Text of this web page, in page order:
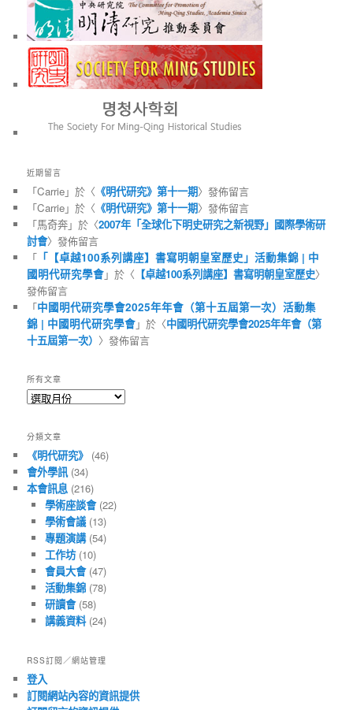
近期留言
「Carrie」於〈 《明代研究》第十一期〉發佈留言
「Carrie」於〈 《明代研究》第十一期〉發佈留言
「馬奇奔」於〈2007年「全球化下明史研究之新視野」國際學術研
討會〉發佈留言
「 「【卓越100系列講座】書寫明朝皇室歷史」活動集錦 | 中
國明代研究學會」於〈 【卓越100系列講座】書寫明朝皇室歷史〉
發佈留言
「中國明代研究學會2025年年會（第十五屆第一次）活動集
錦 | 中國明代研究學會」於〈中國明代研究學會2025年年會（第
十五屆第一次） 〉發佈留言
所有文章
所
章
分類文章
《明代研究》 (46)
會外學訊(34)
本會訊息 (216)
學術座談會(22)
學術會議(13)
專題演講(54)
工作坊(10)
會員大會(47)
活動集錦(78)
研讀會(58)
講義資料(24)
RSS訂閱／網站管理
登入
訂閱網站內容的資訊提供